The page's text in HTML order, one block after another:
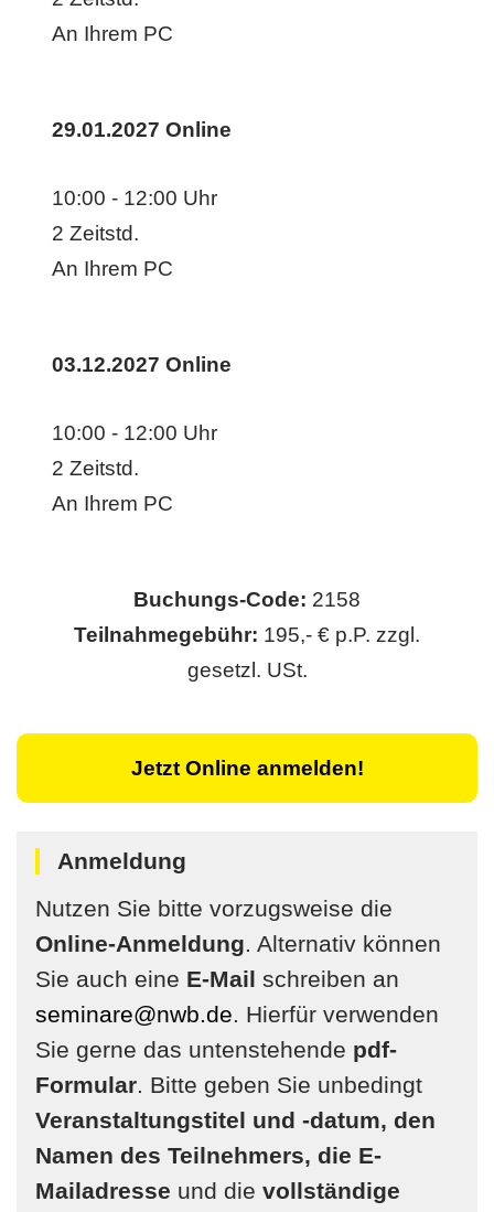
An Ihrem PC
29.01.2027 Online
10:00 - 12:00 Uhr
2 Zeitstd.
An Ihrem PC
03.12.2027 Online
10:00 - 12:00 Uhr
2 Zeitstd.
An Ihrem PC
Buchungs-Code: 2158
Teilnahmegebühr: 195,- € p.P. zzgl.
gesetzl. USt.
Jetzt Online anmelden!
Anmeldung
Nutzen Sie bitte vorzugsweise die
Online-Anmeldung. Alternativ können
Sie auch eine E-Mail schreiben an
seminare@nwb.de. Hierfür verwenden
Sie gerne das untenstehende pdf-
Formular. Bitte geben Sie unbedingt
Veranstaltungstitel und -datum, den
Namen des Teilnehmers, die E-
Mailadresse und die vollständige